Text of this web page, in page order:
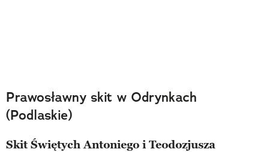
Prawosławny skit w Odrynkach
(Podlaskie)
Skit Świętych Antoniego i Teodozjusza